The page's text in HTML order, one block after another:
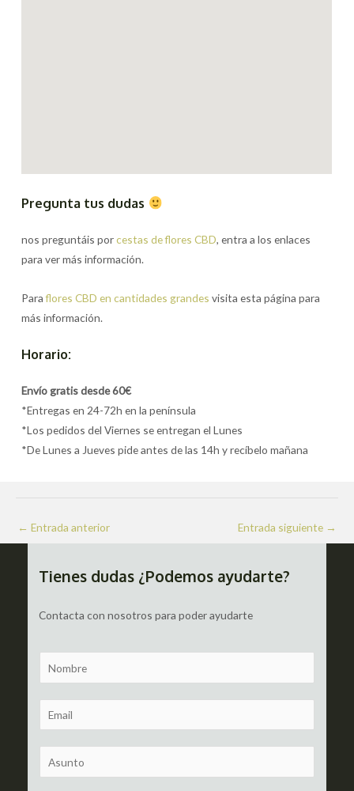
Pregunta tus dudas
nos preguntáis porcestas de flores CBD, entra a los enlaces
para ver más información.
Paraflores CBD en cantidades grandes visita esta página para
más información.
Horario:
Envío gratis desde 60€
*Entregas en 24-72h en la península
*Los pedidos del Viernes se entregan el Lunes
*De Lunes a Jueves pide antes de las 14h y recíbelo mañana
Navegación
de
← Entrada anterior Entrada siguiente →
Tienes dudas ¿Podemos ayudarte?
Contacta con nosotros para poder ayudarte
a
m
m
a
u